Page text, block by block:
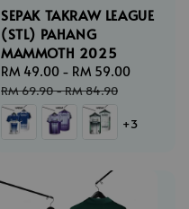
SEPAK TAKRAW LEAGUE
(STL) PAHANG
MAMMOTH 2025
Sale
price
RM 49.00 - RM 59.00
RM 69.90-RM 84.90
+3